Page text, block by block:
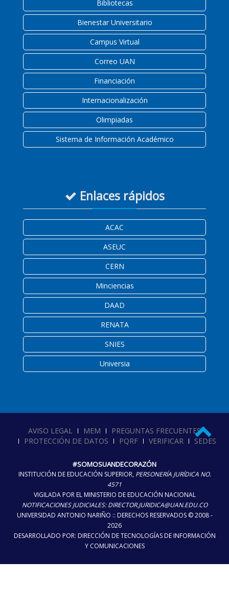
Bibliotecas
Bienestar Universitario
Campus Virtual
Correo UAN
Financiación
Internacionalización
Olimpiadas
Sistema de Información Académico
Enlaces rápidos
ACAC
ASEUC
CERN
Minciencias
DAAD
RENATA
SNIES
Universia
AVISO LEGAL MEM
PREGUNTAS FRECUENTES
PROTECCIÓN DE DATOS
PQRF VERIFICAR SEDES
#SOMOSUANDECORAZÓN
INSTITUCIÓN DE EDUCACIÓN SUPERIOR, PERSONERÍA JURÍDICA NO.
4571
VIGILADA POR EL MINISTERIO DE EDUCACIÓN NACIONAL
NOTIFICACIONES JUDICIALES: DIRECTOR.JURIDICA@UAN.EDU.CO
UNIVERSIDAD ANTONIO NARIÑO :: DERECHOS RESERVADOS © 2008 -
2026
DESARROLLADO POR: DIRECCIÓN DE TECNOLOGÍAS DE INFORMACIÓN
Y COMUNICACIONES